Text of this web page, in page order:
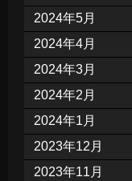
2024年5月
2024年4月
2024年3月
2024年2月
2024年1月
2023年12月
2023年11月